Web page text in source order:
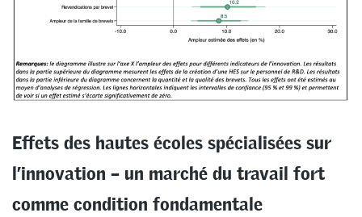
Effets des hautes écoles spécialisées sur
l’innovation – un marché du travail fort
comme condition fondamentale